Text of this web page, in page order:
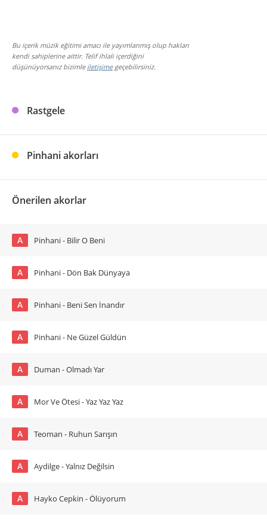
Bu içerik müzik eğitimi amacı ile yayımlanmış olup hakları
kendi sahiplerine aittir. Telif ihlali içerdiğini
düşünüyorsanız bizimle iletişimegeçebilirsiniz.
Rastgele
Pinhani akorları
Önerilen akorlar
A Pinhani - Bilir O Beni
A Pinhani - Dön Bak Dünyaya
A Pinhani - Beni Sen İnandır
A Pinhani - Ne Güzel Güldün
A Duman - Olmadı Yar
A Mor Ve Ötesi - Yaz Yaz Yaz
A Teoman - Ruhun Sarışın
A Aydilge - Yalnız Değilsin
A Hayko Cepkin - Ölüyorum